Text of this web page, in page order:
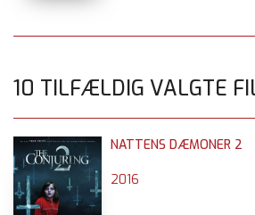
10 TILFÆLDIG VALGTE
NATTENS DÆMONER 2
2016